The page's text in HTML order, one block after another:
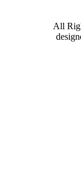
All